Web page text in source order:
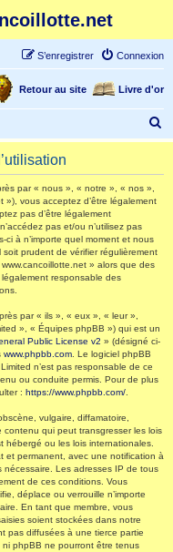
Connexion
S’enregistrer
Livre d'or
Retour au site
e
par « nous », « notre », « nos »,
vous acceptez d’être légalement
pas d’être légalement
pas et/ou n’utilisez pas
ci à n’importe quel moment et nous
prudent de vérifier régulièrement
» alors que des
responsable des
par « ils », « eux », « leur »,
», « Équipes phpBB ») qui est un
Public License v2 » (désigné ci-
www.phpbb.com . Le logiciel phpBB
n’est pas responsable de ce
ou conduite permis. Pour de plus
: https://www.phpbb.com/
vulgaire, diffamatoire,
qui peut transgresser les lois
hébergé ou les lois internationales.
et permanent, avec une notification à
nécessaire. Les adresses IP de tous
de ces conditions. Vous
déplace ou verrouille n’importe
En tant que membre, vous
soient stockées dans notre
pas diffusées à une tierce partie
phpBB ne pourront être tenus